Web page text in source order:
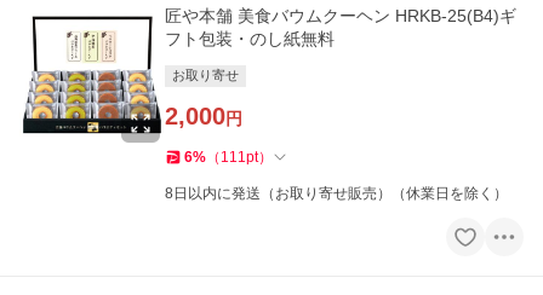
匠や本舗 美食バウムクーヘン HRKB-25(B4)ギ
フト包装・のし紙無料
お取り寄せ
2,000円
6% （ 111pt）
8日以内に発送（お取り寄せ販売）（休業日を除く）